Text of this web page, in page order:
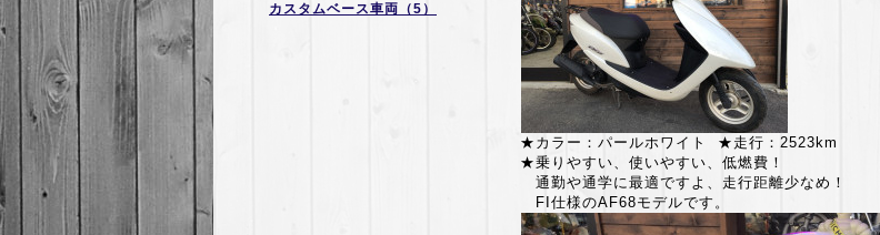
カスタムベース車両（5）
★カラー：パールホワイト ★走行：2523km
★乗りやすい、使いやすい、低燃費！
通勤や通学に最適ですよ、走行距離少なめ！
FI仕様のAF68モデルです。